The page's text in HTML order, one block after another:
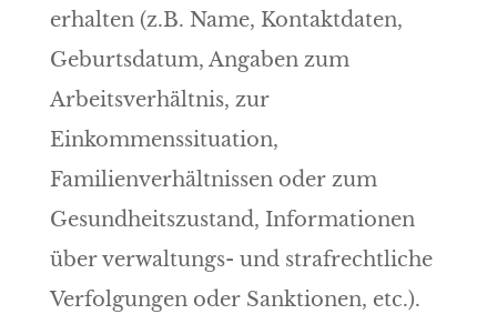
erhalten (z.B. Name, Kontaktdaten,
Geburtsdatum, Angaben zum
Arbeitsverhältnis, zur
Einkommenssituation,
Familienverhältnissen oder zum
Gesundheitszustand, Informationen
über verwaltungs- und strafrechtliche
Verfolgungen oder Sanktionen, etc.).